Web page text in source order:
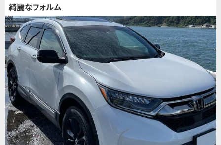
綺麗なフォルム